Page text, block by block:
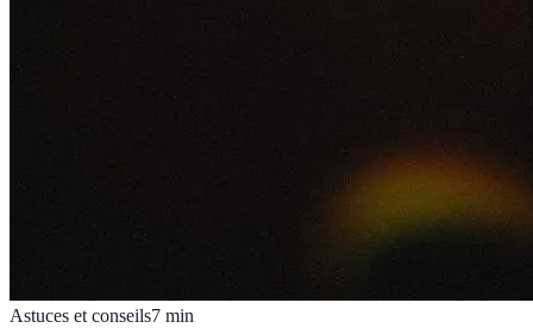
Astuces et conseils7 min